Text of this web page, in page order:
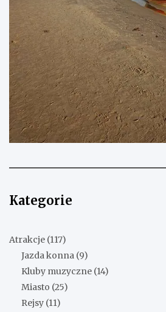
Kategorie
Atrakcje (117)
Jazda konna (9)
Kluby muzyczne (14)
Miasto (25)
Rejsy (11)